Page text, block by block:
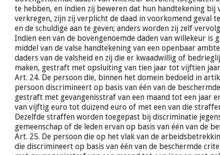
te hebben, en indien zij beweren dat hun handtekening bij
verkregen, zijn zij verplicht de daad in voorkomend geval
en de schuldige aan te geven; anders worden zij zelf
Indien een van de bovengenoemde daden van willekeur is
middel van de valse handtekening van een openbaar
daders van de valsheid en zij die er kwaadwillig of
maken, gestraft met opsluiting van tien jaar tot vijftien
Art. 24. De persoon die, binnen het domein bedoeld in
persoon discrimineert op basis van één van de
gestraft met gevangenisstraf van een maand tot een jaar
van vijftig euro tot duizend euro of met een van die
Dezelfde straffen worden toegepast bij discriminatie
gemeenschap of de leden ervan op basis van één van de
Art. 25. De persoon die op het vlak van de
die discrimineert op basis van één van de beschermde